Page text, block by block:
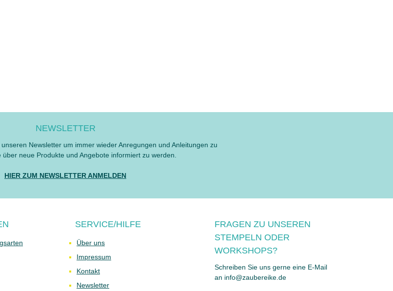
NEWSLETTER
Newsletter um immer wieder Anregungen und Anleitungen zu
über neue Produkte und Angebote informiert zu werden.
HIER ZUM NEWSLETTER ANMELDEN
FRAGEN ZU UNSEREN
STEMPELN ODER
WORKSHOPS?
Schreiben Sie uns gerne eine E-Mail
an info@zaubereike.de
SERVICE/HILFE
Über uns
Impressum
Kontakt
Newsletter